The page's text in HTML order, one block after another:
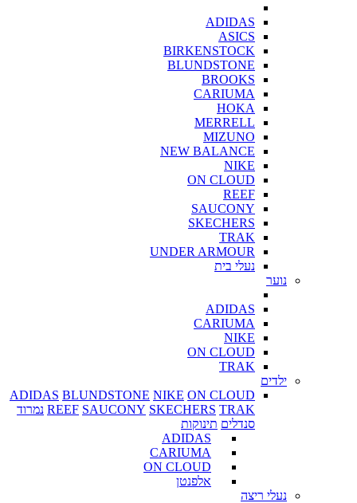
ADIDAS
ASICS
BIRKENSTOCK
BLUNDSTONE
BROOKS
CARIUMA
HOKA
MERRELL
MIZUNO
NEW BALANCE
NIKE
ON CLOUD
REEF
SAUCONY
SKECHERS
TRAK
UNDER ARMOUR
נעלי בית
נוער
ADIDAS
CARIUMA
NIKE
ON CLOUD
TRAK
ילדים
ADIDAS BLUNDSTONE NIKE ON CLOUD
REEF SAUCONY SKECHERS TRAK
נמרוד
סנדלים תינוקות
ADIDAS
CARIUMA
ON CLOUD
אלפנטן
נעלי ריצה